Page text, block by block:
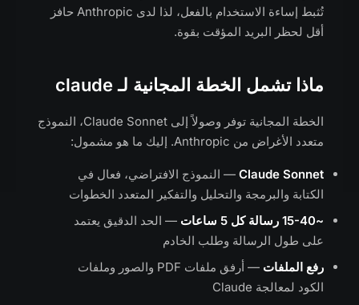
تُثبط إساءة الاستخدام بالفعل، لذا لدى Anthropic حافز
أقل لحظر البريد المؤقت بقوة.
ماذا تشمل الخطة المجانية لـ claude
الخطة المجانية توفر وصولاً إلى Claude Sonnet، النموذج
متعدد الأغراض من Anthropic. إليك ما هو مشمول:
Claude Sonnet — النموذج الافتراضي، فعال في
الكتابة والبرمجة والتحليل والتفكير المتعدد الخطوات
~15-40 رسالة كل 5 ساعات
— الحد الدقيق يعتمد
على طول الرسالة وطلب الخادم
رفع الملفات
— أرفق ملفات PDF والصور وملفات
الكود لمعالجة Claude